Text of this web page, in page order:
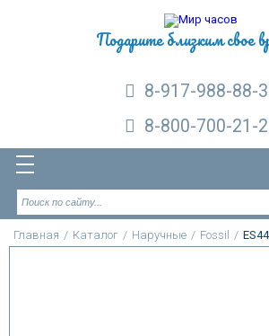
Подарите близким свое
8-917-988-88-
8-800-700-21-
Главная / Каталог / Наручные / Fossil /